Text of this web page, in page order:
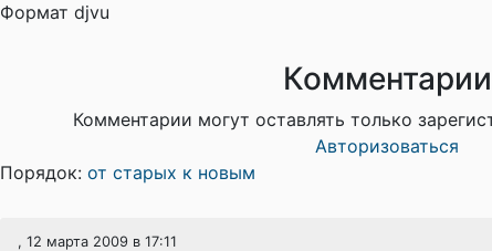
Формат djvu
Комментарии
Комментарии могут оставлять только
Авторизоваться
Порядок: от старых к новым
, 12 марта 2009 в 17:11